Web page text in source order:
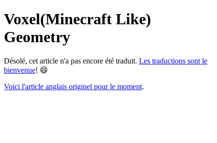
Voxel(Minecraft Like)
Geometry
Désolé, cet article n'a pas encore été traduit. Les traductions sont le
bienvenue! 😄
Voici l'article anglais originel pour le moment.